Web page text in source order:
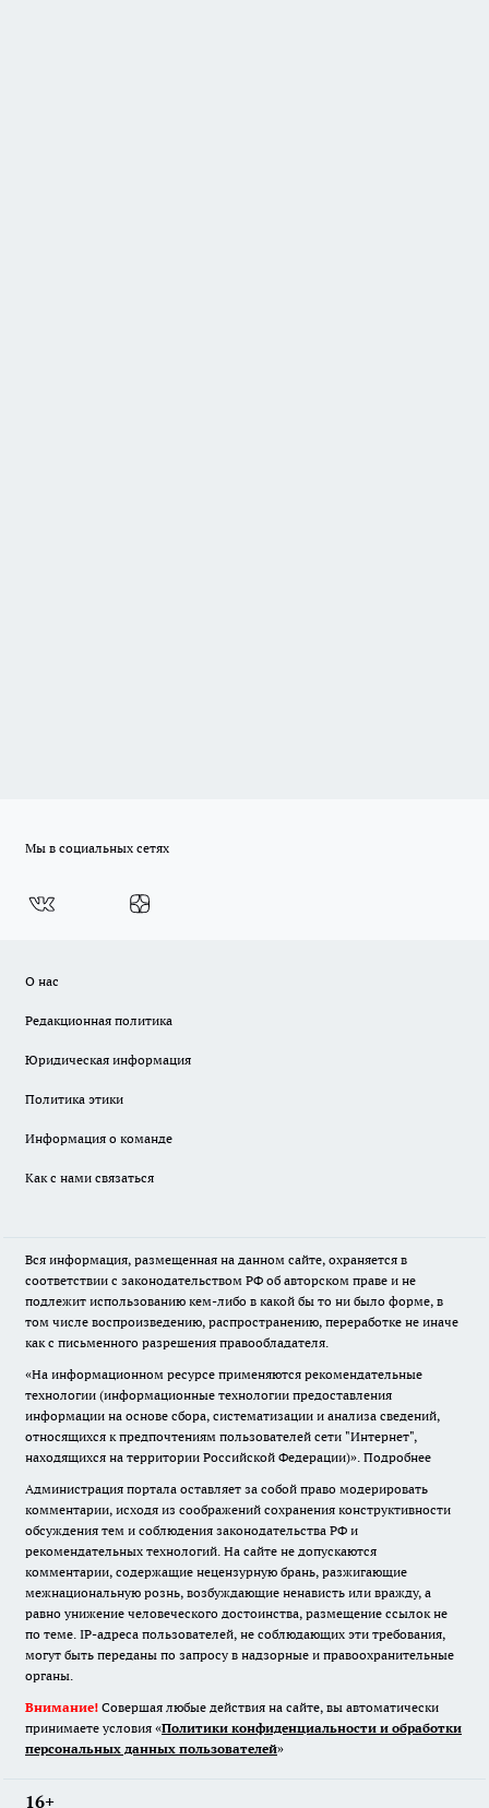
Мы в социальных сетях
О нас
Редакционная политика
Юридическая информация
Политика этики
Информация о команде
Как с нами связаться
Вся информация, размещенная на данном сайте, охраняется в
соответствии с законодательством РФ об авторском праве и не
подлежит использованию кем-либо в какой бы то ни было форме, в
том числе воспроизведению, распространению, переработке не иначе
как с письменного разрешения правообладателя.
«На информационном ресурсе применяются рекомендательные
технологии (информационные технологии предоставления
информации на основе сбора, систематизации и анализа сведений,
относящихся к предпочтениям пользователей сети "Интернет",
находящихся на территории Российской Федерации)». Подробнее
Администрация портала оставляет за собой право модерировать
комментарии, исходя из соображений сохранения конструктивности
обсуждения тем и соблюдения законодательства РФ и
рекомендательных технологий. На сайте не допускаются
комментарии, содержащие нецензурную брань, разжигающие
межнациональную рознь, возбуждающие ненависть или вражду, а
равно унижение человеческого достоинства, размещение ссылок не
по теме. IP-адреса пользователей, не соблюдающих эти требования,
могут быть переданы по запросу в надзорные и правоохранительные
органы.
Внимание! Совершая любые действия на сайте, вы автоматически
принимаете условия «Политики конфиденциальности и обработки
персональных данных пользователей»
16+